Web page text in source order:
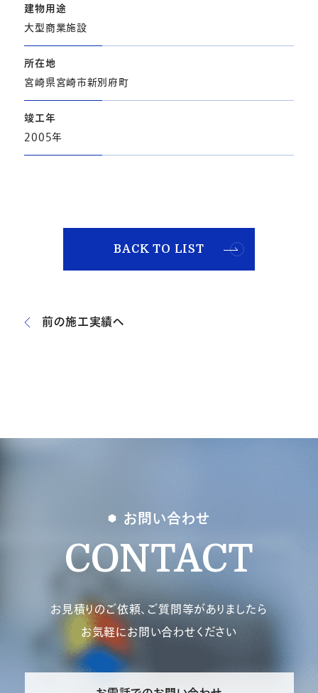
建物用途
大型商業施設
所在地
宮崎県宮崎市新別府町
竣工年
2005年
BACK TO LIST
前の施工実績へ
お問い合わせ
CONTACT
お見積りのご依頼、ご質問等がありましたら
お気軽にお問い合わせください